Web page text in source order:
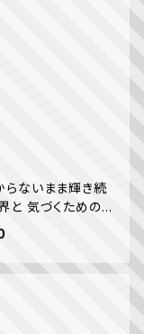
らないまま輝き続
めの日
賀 及子